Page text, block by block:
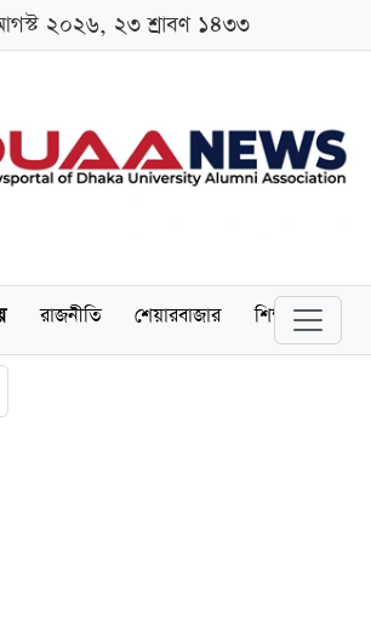
২০২৬, ২৩ শ্রাবণ ১৪৩৩
রাজনীতি শেয়ারবাজার শিক্ষা